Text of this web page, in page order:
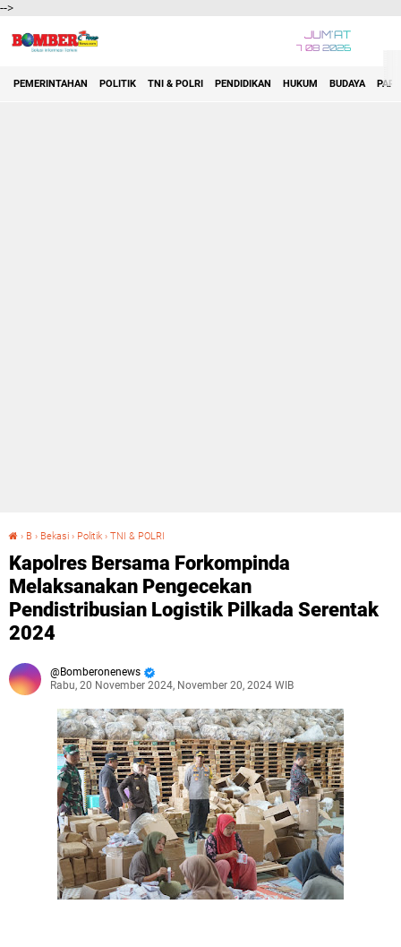
-->
JUM'AT
7 08 2026
PEMERINTAHAN POLITIK TNI & POLRI PENDIDIKAN HUKUM BUDAYA
› B › Bekasi › Politik › TNI & POLRI
Kapolres Bersama Forkompinda
Melaksanakan Pengecekan
Pendistribusian Logistik Pilkada Serentak
2024
Bomberonenews
Rabu, 20 November 2024, November 20, 2024 WIB